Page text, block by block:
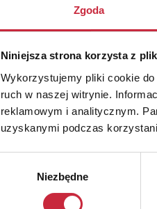
Zgoda
Niniejsza strona korzysta z
Wykorzystujemy pliki cookie
ruch w naszej witrynie.
reklamowym i analitycznym.
uzyskanymi podczas
Niezbędne
akwarela,
passe-
sygn. i dat.
estymacja: